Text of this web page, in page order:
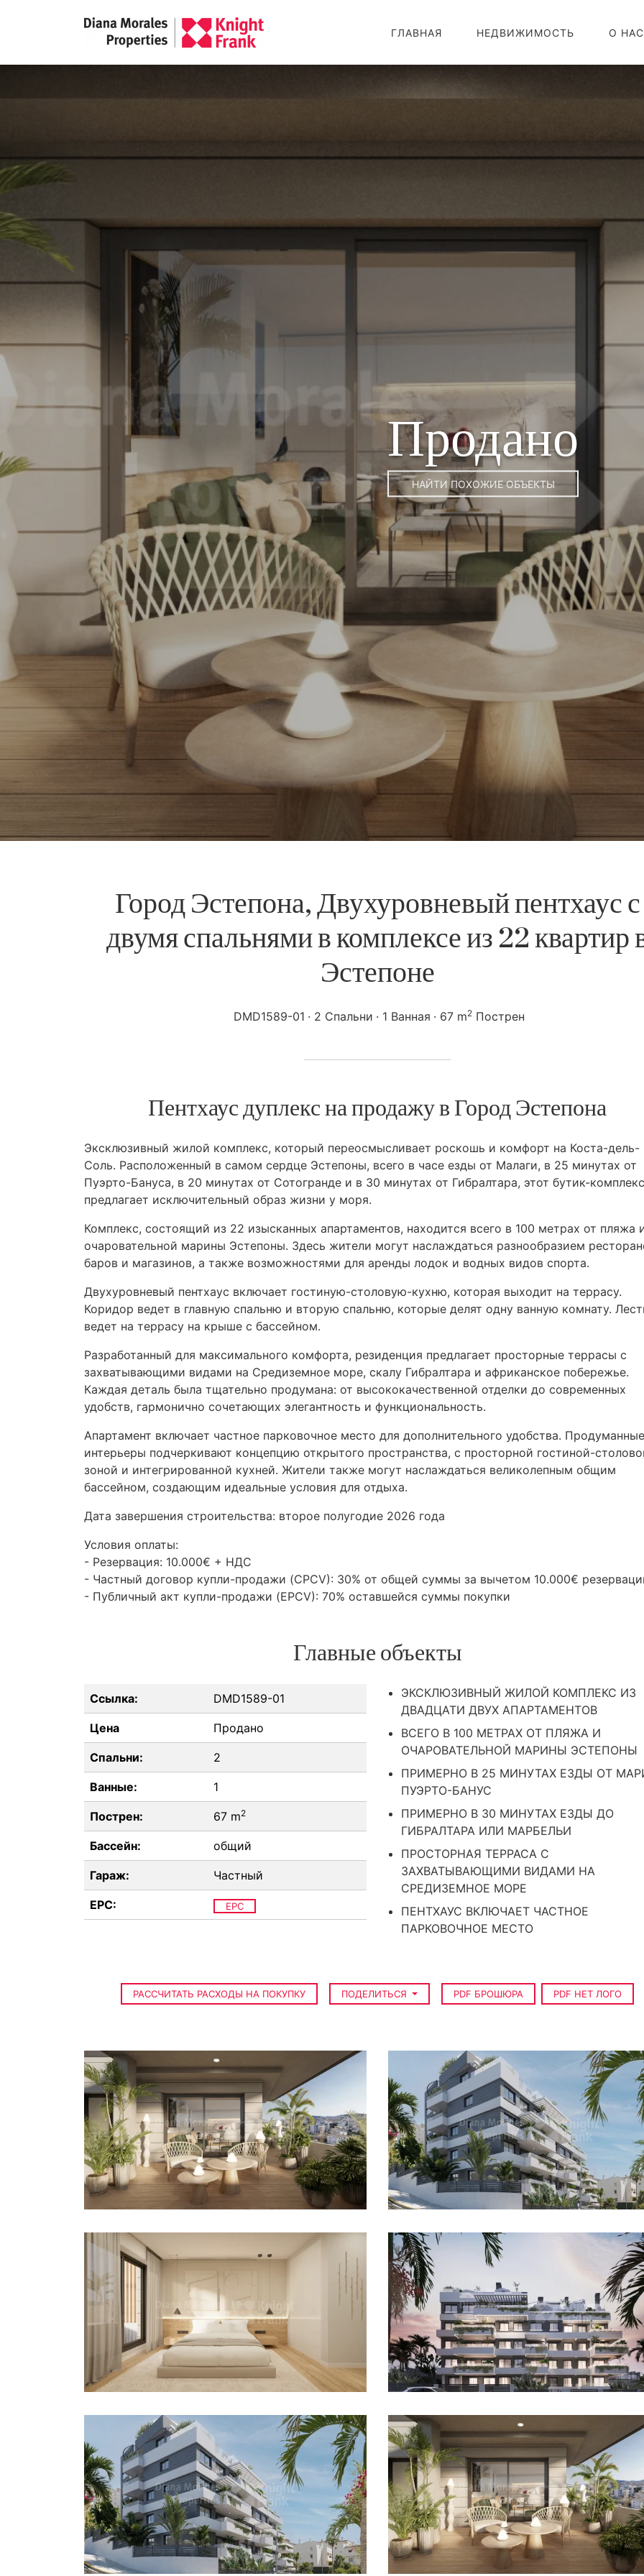
ГЛАВНАЯ НЕДВИЖИМОСТЬ О НАС
Продано
НАЙТИ ПОХОЖИЕ ОБЪЕКТЫ
Город Эстепона, Двухуровневый пентхаус с
двумя спальнями в комплексе из 22 квартир
Эстепоне
DMD1589-01 2 Спальни 1 Ванная 67 m2Пострен
Пентхаус дуплекс на продажу в Город Эстепона
Эксклюзивный жилой комплекс, который переосмысливает роскошь и комфорт на Коста-дель-
Соль. Расположенный в самом сердце Эстепоны, всего в часе езды от Малаги, в 25 минутах от
Пуэрто-Бануса, в 20 минутах от Сотогранде и в 30 минутах от Гибралтара, этот бутик-комплекс
предлагает исключительный образ жизни у моря.
Комплекс, состоящий из 22 изысканных апартаментов, находится всего в 100 метрах от пляжа
очаровательной марины Эстепоны. Здесь жители могут наслаждаться разнообразием
баров и магазинов, а также возможностями для аренды лодок и водных видов спорта.
Двухуровневый пентхаус включает гостиную-столовую-кухню, которая выходит на террасу.
Коридор ведет в главную спальню и вторую спальню, которые делят одну ванную комнату.
ведет на террасу на крыше с бассейном.
Разработанный для максимального комфорта, резиденция предлагает просторные террасы с
захватывающими видами на Средиземное море, скалу Гибралтара и африканское побережье.
Каждая деталь была тщательно продумана: от высококачественной отделки до современных
удобств, гармонично сочетающих элегантность и функциональность.
Апартамент включает частное парковочное место для дополнительного удобства. Продуманные
интерьеры подчеркивают концепцию открытого пространства, с просторной гостиной-
зоной и интегрированной кухней. Жители также могут наслаждаться великолепным общим
бассейном, создающим идеальные условия для отдыха.
Дата завершения строительства: второе полугодие 2026 года
Условия оплаты:
- Резервация: 10.000€ + НДС
- Частный договор купли-продажи (CPCV): 30% от общей суммы за вычетом 10.000€
- Публичный акт купли-продажи (EPCV): 70% оставшейся суммы покупки
Главные объекты
Ссылка: DMD1589-01
Цена Продано
Спальни: 2
Ванные: 1
Пострен: 67 m2
Бассейн: общий
Гараж: Частный
EPC: EPC
ЭКСКЛЮЗИВНЫЙ ЖИЛОЙ КОМПЛЕКС ИЗ
ДВАДЦАТИ ДВУХ АПАРТАМЕНТОВ
ВСЕГО В 100 МЕТРАХ ОТ ПЛЯЖА И
ОЧАРОВАТЕЛЬНОЙ МАРИНЫ ЭСТЕПОНЫ
ПРИМЕРНО В 25 МИНУТАХ ЕЗДЫ ОТ
ПУЭРТО-БАНУС
ПРИМЕРНО В 30 МИНУТАХ ЕЗДЫ ДО
ГИБРАЛТАРА ИЛИ МАРБЕЛЬИ
ПРОСТОРНАЯ ТЕРРАСА С
ЗАХВАТЫВАЮЩИМИ ВИДАМИ НА
СРЕДИЗЕМНОЕ МОРЕ
ПЕНТХАУС ВКЛЮЧАЕТ ЧАСТНОЕ
ПАРКОВОЧНОЕ МЕСТО
РАССЧИТАТЬ РАСХОДЫ НА ПОКУПКУ ПОДЕЛИТЬСЯ PDF БРОШЮРА PDF НЕТ ЛОГО